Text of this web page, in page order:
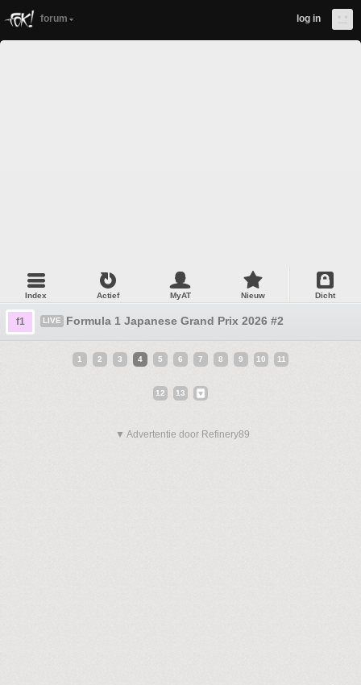
forum log in
Index Actief MyAT Nieuw Dicht
f1 LIVE Formula 1 Japanese Grand Prix 2026 #2
1 2 3 4 5 6 7 8 9 10 11
12 13
▼ Advertentie door Refinery89